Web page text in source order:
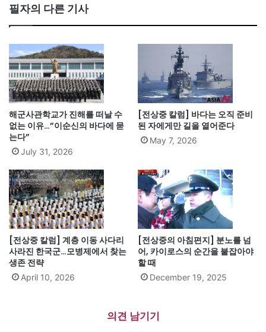
필자의 다른 기사
해군사관학교가 진해를 떠날 수
없는 이유…”이순신의 바다에 묻
는다”
July 31, 2026
[전상중 칼럼] 바다는 오직 준비
된 자에게만 길을 열어준다
May 7, 2026
[전상중 칼럼] 계층 이동 사다리
사라진 한국군…모병제에서 찾는
생존 전략
April 10, 2026
[전상중의 아침편지] 분노를 넘
어, 카이로스의 순간을 붙잡아야
할 때
December 19, 2025
의견 남기기